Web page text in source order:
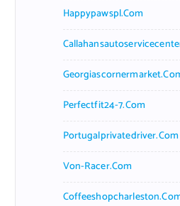
Happypawspl.com
Perfectfit24-7.com
Portugalprivatedriver.com
Von-Racer.com